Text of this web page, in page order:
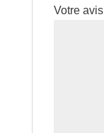
Votre avis